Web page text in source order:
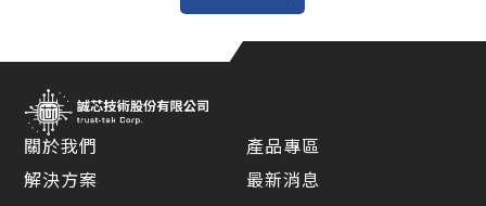
關於我們
產品專區
解決方案
最新消息